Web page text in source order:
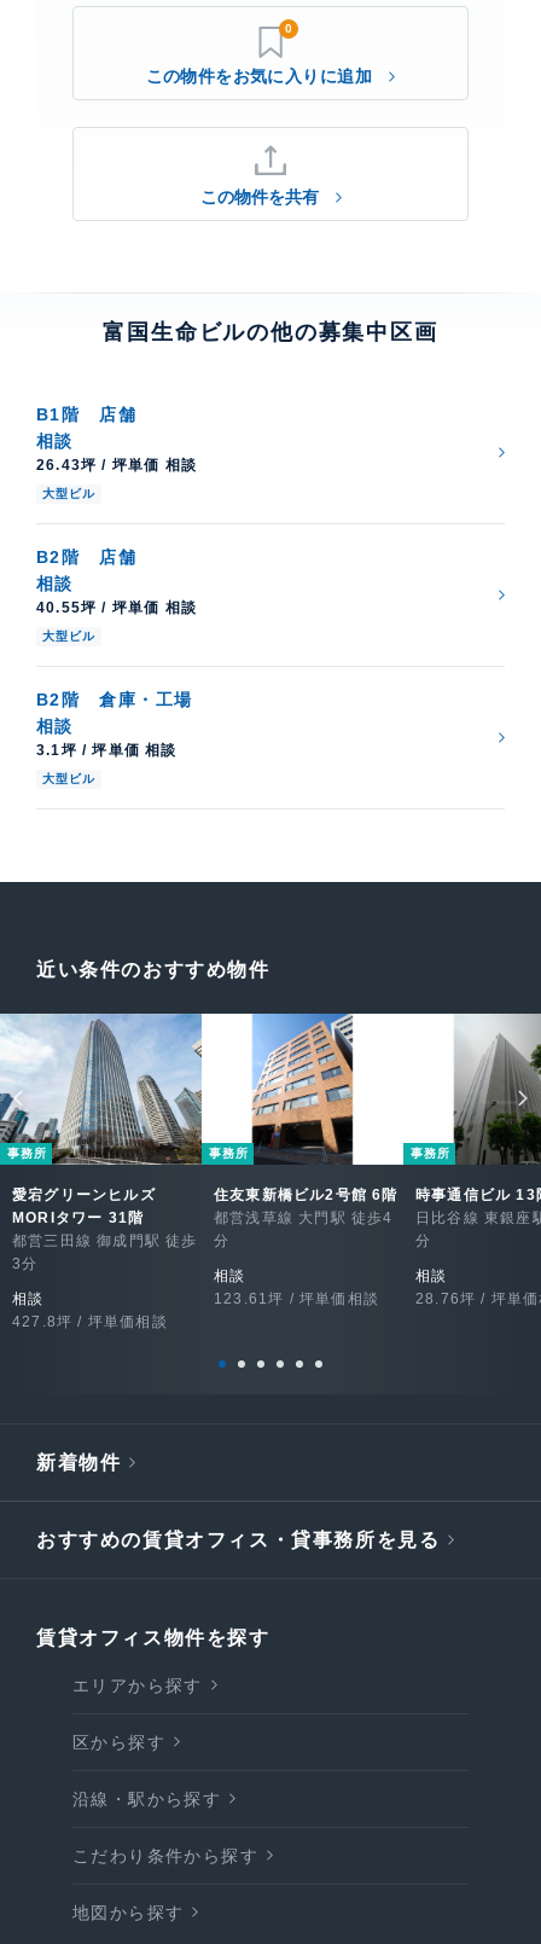
0
この物件を共有
富国生命ビルの他の募集中区画
B1階 店舗
相談
26.43坪 / 坪単価 相談
大型ビル
B2階 店舗
相談
40.55坪 / 坪単価 相談
大型ビル
B2階倉庫・工場
相談
3.1坪 / 坪単価 相談
大型ビル
近い条件のおすすめ物件
事務所
愛宕グリーンヒルズ
MORIタワー 31階
都営三田線 御成門駅 徒歩
3分
相談
427.8坪 / 坪単価相談
事務所
住友東新橋ビル2号館 6階
都営浅草線 大門駅 徒歩4
分
相談
123.61坪 / 坪単価相談
事務所
時事通信ビル 13
日比谷線 東銀座
分
相談
28.76坪 / 坪単価
新着物件
おすすめの賃貸オフィス・貸事務所を見る
賃貸オフィス物件を探す
エリアから探す
区から探す
沿線・駅から探す
こだわり条件から探す
地図から探す